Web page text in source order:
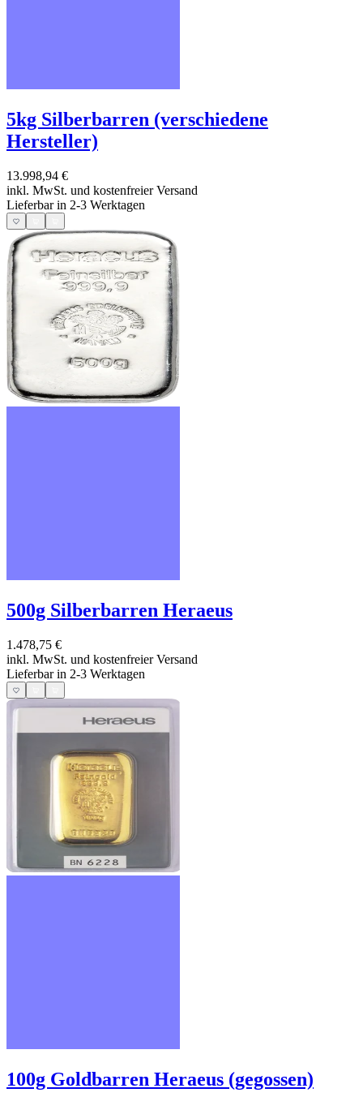
5kg Silberbarren (verschiedene
Hersteller)
13.998,94 €
inkl. MwSt. und kostenfreier Versand
Lieferbar in 2-3 Werktagen
500g Silberbarren Heraeus
1.478,75 €
inkl. MwSt. und kostenfreier Versand
Lieferbar in 2-3 Werktagen
100g Goldbarren Heraeus (gegossen)